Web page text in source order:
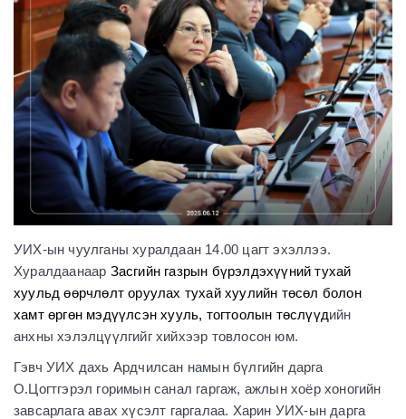
УИХ-ын чуулганы хуралдаан 14.00 цагт эхэллээ.
Хуралдаанаар Засгийн газрын бүрэлдэхүүний тухай
хуульд өөрчлөлт оруулах тухай хуулийн төсөл болон
хамт өргөн мэдүүлсэн хууль, тогтоолын төслүүдийн
анхны хэлэлцүүлгийг хийхээр товлосон юм.
Гэвч УИХ дахь Ардчилсан намын бүлгийн дарга
О.Цогтгэрэл горимын санал гаргаж, ажлын хоёр хоногийн
завсарлага авах хүсэлт гаргалаа. Харин УИХ-ын дарга